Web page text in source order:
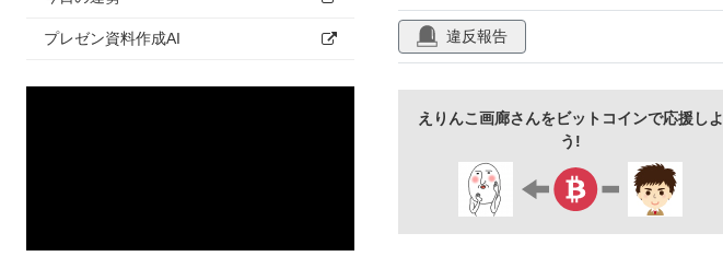
プレゼン資料作成AI 坊主 スキンヘッド
違反報告
えりんこ画廊さんをビットコインで応援しよ
う!